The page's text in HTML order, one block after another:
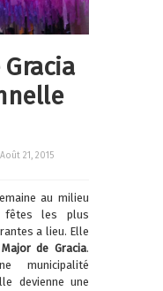
Août 21, 2015
au milieu
fêtes les plus
a lieu. Elle
de Gracia.
municipalité
devienne une